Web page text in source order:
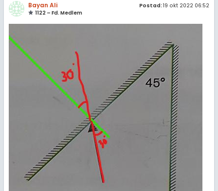
Bayan Ali
1122 – Fd. Medlem
Postad:19 okt 2022 06:52